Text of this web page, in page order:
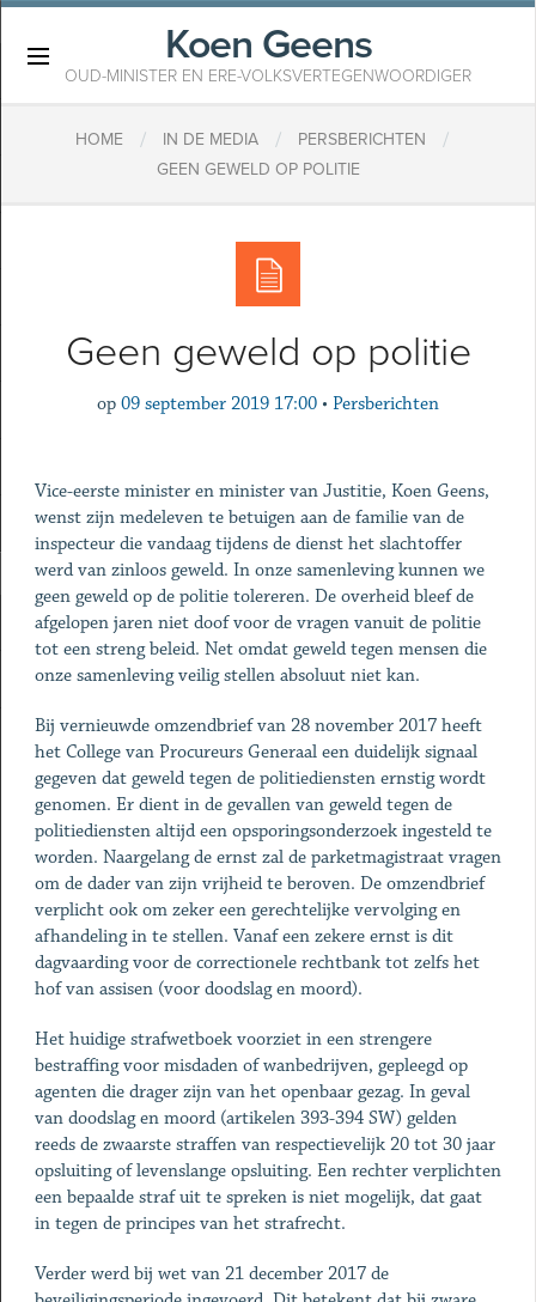
Koen Geens
OUD-MINISTER EN ERE-VOLKSVERTEGENWOORDIGER
HOME / IN DE MEDIA / PERSBERICHTEN /
GEEN GEWELD OP POLITIE
Geen geweld op politie
op 09 september 2019 17:00 • Persberichten
Vice-eerste minister en minister van Justitie, Koen Geens,
wenst zijn medeleven te betuigen aan de familie van de
inspecteur die vandaag tijdens de dienst het slachtoffer
werd van zinloos geweld. In onze samenleving kunnen we
geen geweld op de politie tolereren. De overheid bleef de
afgelopen jaren niet doof voor de vragen vanuit de politie
tot een streng beleid. Net omdat geweld tegen mensen die
onze samenleving veilig stellen absoluut niet kan.
Bij vernieuwde omzendbrief van 28 november 2017 heeft
het College van Procureurs Generaal een duidelijk signaal
gegeven dat geweld tegen de politiediensten ernstig wordt
genomen. Er dient in de gevallen van geweld tegen de
politiediensten altijd een opsporingsonderzoek ingesteld te
worden. Naargelang de ernst zal de parketmagistraat vragen
om de dader van zijn vrijheid te beroven. De omzendbrief
verplicht ook om zeker een gerechtelijke vervolging en
afhandeling in te stellen. Vanaf een zekere ernst is dit
dagvaarding voor de correctionele rechtbank tot zelfs het
hof van assisen (voor doodslag en moord).
Het huidige strafwetboek voorziet in een strengere
bestraffing voor misdaden of wanbedrijven, gepleegd op
agenten die drager zijn van het openbaar gezag. In geval
van doodslag en moord (artikelen 393-394 SW) gelden
reeds de zwaarste straffen van respectievelijk 20 tot 30 jaar
opsluiting of levenslange opsluiting. Een rechter verplichten
een bepaalde straf uit te spreken is niet mogelijk, dat gaat
in tegen de principes van het strafrecht.
Verder werd bij wet van 21 december 2017 de